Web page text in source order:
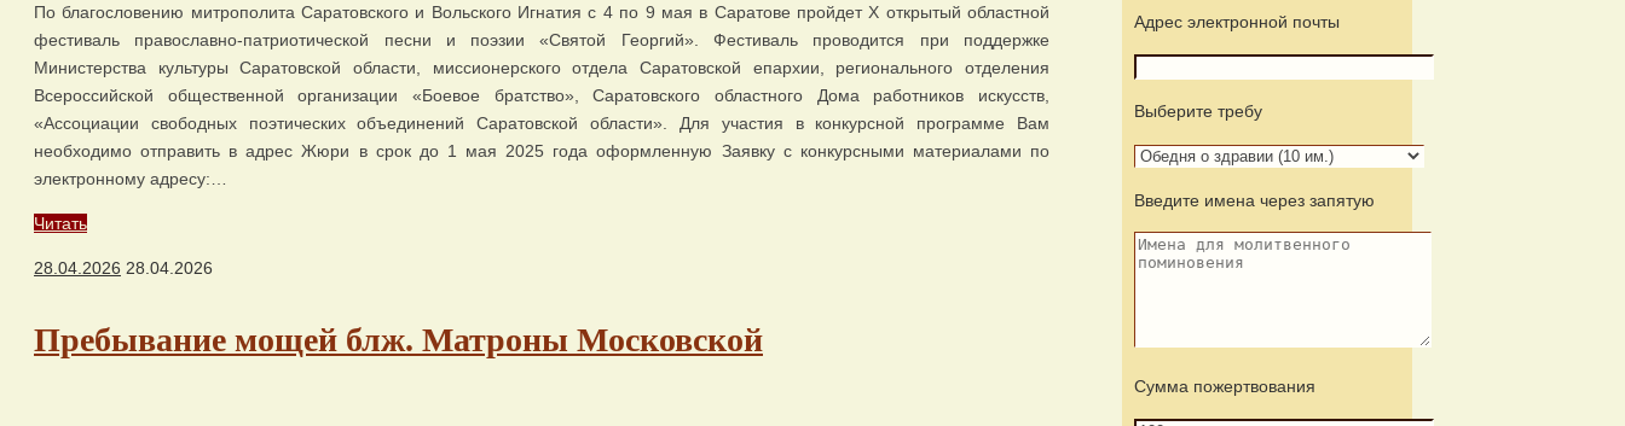
По благословению митрополита Саратовского и Вольского Игнатия с 4 по 9 мая в Саратове пройдет Х открытый областной
фестиваль православно-патриотической песни и поэзии «Святой Георгий». Фестиваль проводится при поддержке
Министерства культуры Саратовской области, миссионерского отдела Саратовской епархии, регионального отделения
Всероссийской общественной организации «Боевое братство», Саратовского областного Дома работников искусств,
«Ассоциации свободных поэтических объединений Саратовской области». Для участия в конкурсной программе Вам
необходимо отправить в адрес Жюри в срок до 1 мая 2025 года оформленную Заявку с конкурсными материалами по
электронному адресу:…
Читать
28.04.2026 28.04.2026
Пребывание мощей блж. Матроны Московской
Адрес электронной почты
Выберите требу
Введите имена через запятую
Сумма пожертвования